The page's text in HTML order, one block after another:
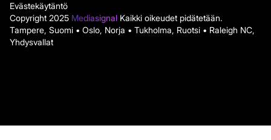
Copyright 2025 Mediasignal Kaikki oikeudet pidätetään.
Tampere, Suomi • Oslo, Norja • Tukholma, Ruotsi • Raleigh NC,
Yhdysvallat
Evästekäytäntö